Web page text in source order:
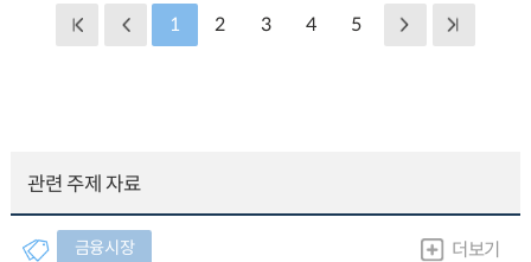
1 2 3 4 5
관련 주제 자료
금융시장 더보기